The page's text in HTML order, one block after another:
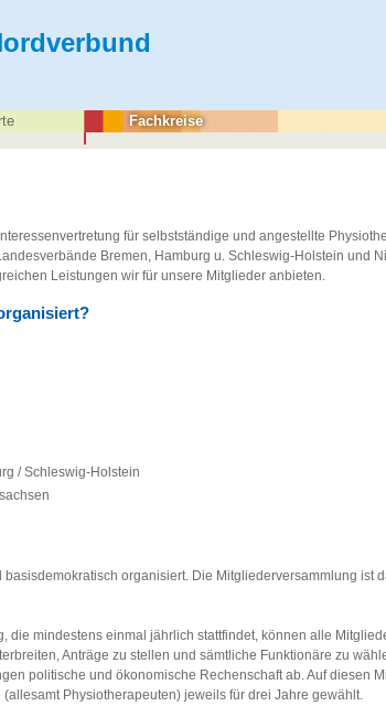
Fachkreise
für selbstständige und angestellte
Bremen, Hamburg u. Schleswig-Holstein und
Leistungen wir für unsere Mitglieder anbieten.
/ Schleswig-Holstein
organisiert. Die Mitgliederversammlung ist
die mindestens einmal jährlich stattfindet, können alle
Anträge zu stellen und sämtliche Funktionäre zu
politische und ökonomische Rechenschaft ab. Auf diesen
Physiotherapeuten) jeweils für drei Jahre gewählt.